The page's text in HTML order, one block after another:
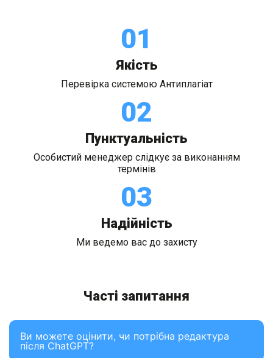
01
Якість
Перевірка системою Антиплагіат
02
Пунктуальність
Особистий менеджер слідкує за виконанням
термінів
03
Надійність
Ми ведемо вас до захисту
Часті запитання
Ви можете оцінити, чи потрібна редактура
після ChatGPT?